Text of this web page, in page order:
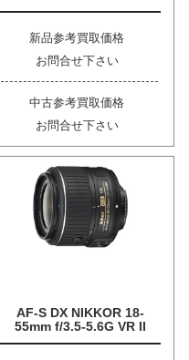
新品参考買取価格
お問合せ下さい
中古参考買取価格
お問合せ下さい
AF-S DX NIKKOR 18-
55mm f/3.5-5.6G VR II